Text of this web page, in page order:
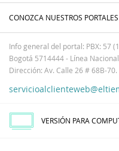
CONOZCA NUESTROS PORTALES
Info general del portal: PBX: 57
Bogotá 5714444 - Línea
Dirección: Av. Calle 26 # 68B-70.
VERSIÓN PARA